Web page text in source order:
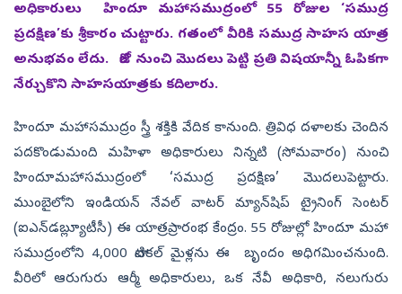
అధికారులు హిందూ మహాసముద్రంలో 55 రోజుల ‘సముద్ర
ప్రదక్షిణ’కు శ్రీకారం చుట్టారు. గతంలో వీరికి సముద్ర సాహస యాత్ర
అనుభవం లేదు. జీరో నుంచి మొదలు పెట్టి ప్రతి విషయాన్నీ ఓపికగా
నేర్చుకొని సాహసయాత్రకు కదిలారు.
హిందూ మహాసముద్రం స్త్రీ శక్తికి వేదిక కానుంది. త్రివిధ దళాలకు చెందిన
పదకొండుమంది మహిళా అధికారులు నిన్నటి (సోమవారం) నుంచి
హిందూమహాసముద్రంలో ‘సముద్ర ప్రదక్షిణ’ మొదలుపెట్టారు.
ముంబైలోని ఇండియన్‌ నేవల్‌ వాటర్‌ మ్యాన్‌షిప్‌ ట్రైనింగ్‌ సెంటర్‌
(ఐఎన్‌డబ్ల్యూటీసీ) ఈ యాత్రప్రారంభ కేంద్రం. 55 రోజుల్లో హిందూ మహా
సముద్రంలోని 4,000 నాటికల్‌ మైళ్లను ఈ బృందం అధిగమించనుంది.
వీరిలో ఆరుగురు ఆర్మీ అధికారులు, ఒక నేవీ అధికారి, నలుగురు